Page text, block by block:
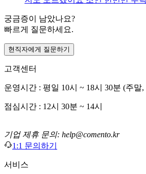
궁금증이 남았나요?
빠르게 질문하세요.
현직자에게 질문하기
고객센터
운영시간 : 평일 10시 ~ 18시 30분 (주말
점심시간 : 12시 30분 ~ 14시
기업 제휴 문의: help@comento.kr
1:1 문의하기
서비스